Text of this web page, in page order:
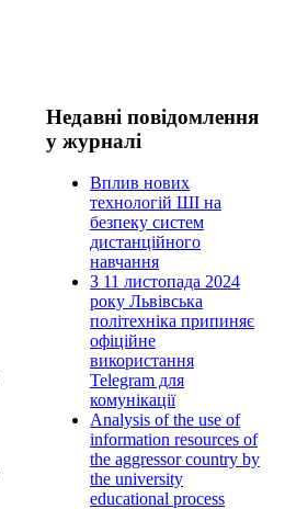
Недавні повідомлення
у журналі
Вплив нових
технологій ШІ на
безпеку систем
дистанційного
навчання
З 11 листопада 2024
року Львівська
політехніка припиняє
офіційне
використання
Telegram для
комунікації
Analysis of the use of
information resources of
the aggressor country by
the university
educational process